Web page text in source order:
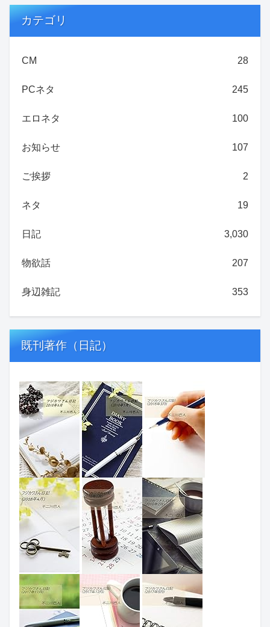
カテゴリ
CM 28
PCネタ 245
エロネタ 100
お知らせ 107
ご挨拶 2
ネタ 19
日記 3,030
物欲話 207
身辺雑記 353
既刊著作（日記）